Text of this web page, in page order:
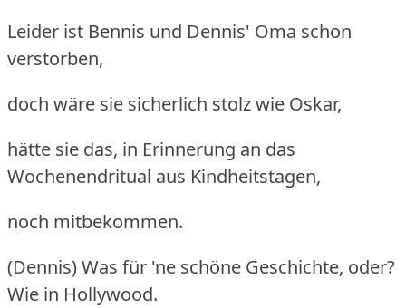
Leider ist Bennis und Dennis' Oma schon
verstorben,
doch wäre sie sicherlich stolz wie Oskar,
hätte sie das, in Erinnerung an das
Wochenendritual aus Kindheitstagen,
noch mitbekommen.
(Dennis) Was für 'ne schöne Geschichte, oder?
Wie in Hollywood.